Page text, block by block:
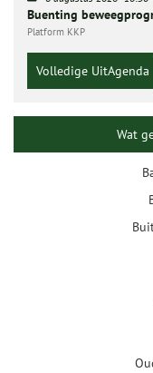
Buenting
Platform KKP
Volledige UitAgenda
Wat